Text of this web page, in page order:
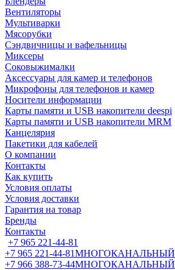
Вентиляторы
Мультиварки
Мясорубки
Сэндвичницы и вафельницы
Миксеры
Соковыжималки
Аксессуары для камер и телефонов
Микрофоны для телефонов и камер
Носители информации
Карты памяти и USB накопители deespi
Карты памяти и USB накопители MRM
Канцелярия
Пакетики для кабелей
О компании
Контакты
Как купить
Условия оплаты
Условия доставки
Гарантия на товар
Бренды
Контакты
+7 965 221-44-81
+7 965 221-44-81МНОГОКАНАЛЬНЫЙ
+7 966 388-73-44МНОГОКАНАЛЬНЫЙ